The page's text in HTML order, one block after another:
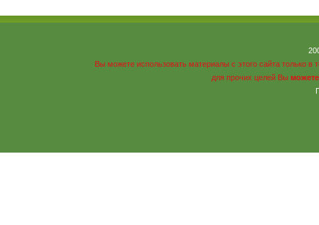
Вы можете использовать материалы с этого сайта только
для прочих целей Вы